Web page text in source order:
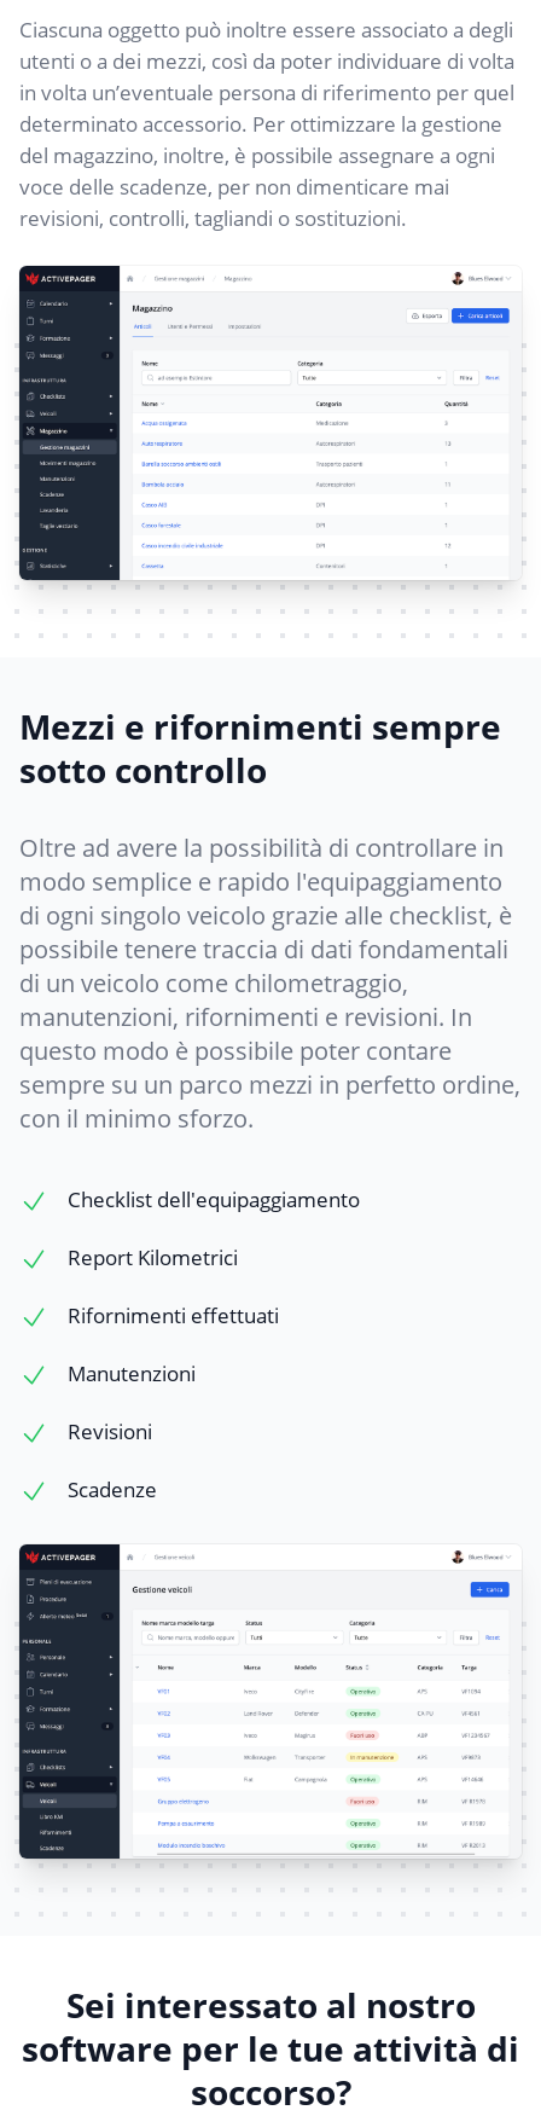
Ciascuna oggetto può inoltre essere associato a degli
utenti o a dei mezzi, così da poter individuare di volta
in volta un’eventuale persona di riferimento per quel
determinato accessorio. Per ottimizzare la gestione
del magazzino, inoltre, è possibile assegnare a ogni
voce delle scadenze, per non dimenticare mai
revisioni, controlli, tagliandi o sostituzioni.
Mezzi e rifornimenti sempre
sotto controllo
Oltre ad avere la possibilità di controllare in
modo semplice e rapido l'equipaggiamento
di ogni singolo veicolo grazie alle checklist, è
possibile tenere traccia di dati fondamentali
di un veicolo come chilometraggio,
manutenzioni, rifornimenti e revisioni. In
questo modo è possibile poter contare
sempre su un parco mezzi in perfetto ordine,
con il minimo sforzo.
Checklist dell'equipaggiamento
Report Kilometrici
Rifornimenti effettuati
Manutenzioni
Revisioni
Scadenze
Sei interessato al nostro
software per le tue attività di
soccorso?